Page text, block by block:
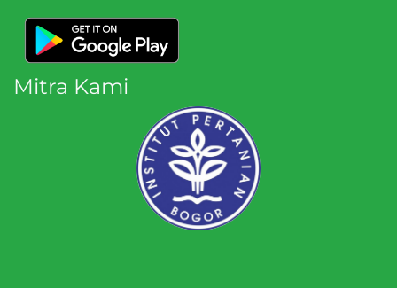
Mitra Kami